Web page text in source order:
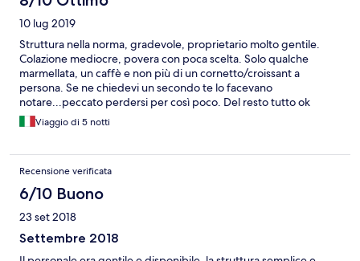
10 lug 2019
Struttura nella norma, gradevole, proprietario molto gentile.
Colazione mediocre, povera con poca scelta. Solo qualche
marmellata, un caffè e non più di un cornetto/croissant a
persona. Se ne chiedevi un secondo te lo facevano
notare...peccato perdersi per così poco. Del resto tutto ok
.pulizia e quant'altro.
Viaggio di 5 notti
Recensione verificata
6/10 Buono
23 set 2018
Settembre 2018